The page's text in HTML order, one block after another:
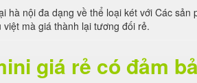
hà nội đa dạng về thể loại két với Các
mà giá thành lại tương đối rẻ.
giá rẻ có đảm